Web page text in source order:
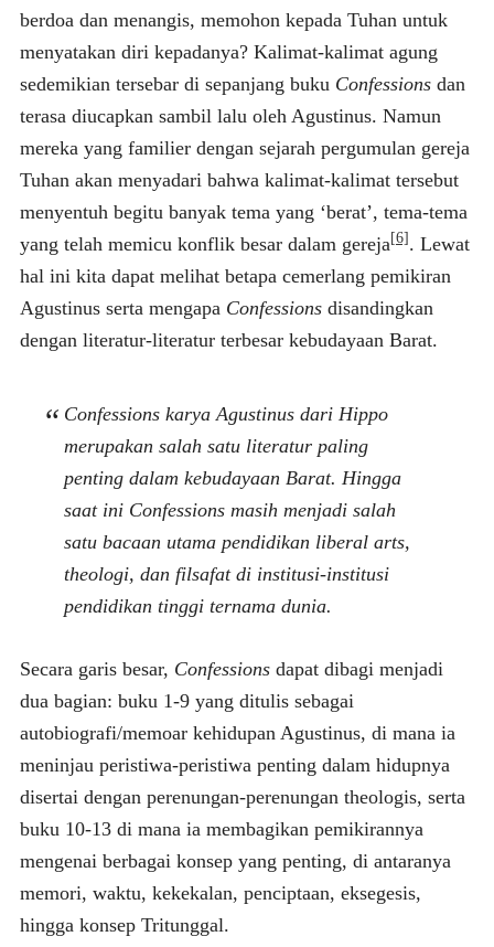
berdoa dan menangis, memohon kepada Tuhan untuk
menyatakan diri kepadanya? Kalimat-kalimat agung
sedemikian tersebar di sepanjang buku Confessionsdan
terasa diucapkan sambil lalu oleh Agustinus. Namun
mereka yang familier dengan sejarah pergumulan gereja
Tuhan akan menyadari bahwa kalimat-kalimat tersebut
menyentuh begitu banyak tema yang ‘berat’, tema-tema
yang telah memicu konflik besar dalam gereja [6] . Lewat
hal ini kita dapat melihat betapa cemerlang pemikiran
Agustinus serta mengapa Confessions disandingkan
dengan literatur-literatur terbesar kebudayaan Barat.
Confessions karya Agustinus dari Hippo
merupakan salah satu literatur paling
penting dalam kebudayaan Barat. Hingga
saat ini Confessions masih menjadi salah
satu bacaan utama pendidikan liberal arts,
theologi, dan filsafat di institusi-institusi
pendidikan tinggi ternama dunia.
Secara garis besar, Confessionsdapat dibagi menjadi
dua bagian: buku 1-9 yang ditulis sebagai
autobiografi/memoar kehidupan Agustinus, di mana ia
meninjau peristiwa-peristiwa penting dalam hidupnya
disertai dengan perenungan-perenungan theologis, serta
buku 10-13 di mana ia membagikan pemikirannya
mengenai berbagai konsep yang penting, di antaranya
memori, waktu, kekekalan, penciptaan, eksegesis,
hingga konsep Tritunggal.